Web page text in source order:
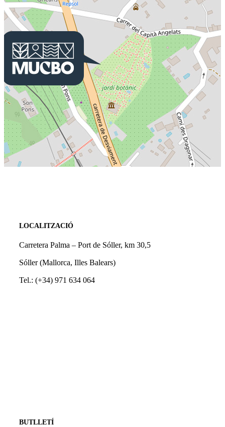
LOCALITZACIÓ
Carretera Palma – Port de Sóller, km 30,5
Sóller (Mallorca, Illes Balears)
Tel.: (+34) 971 634 064
BUTLLETÍ